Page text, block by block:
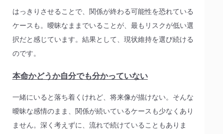
はっきりさせることで、関係が終わる可能性を恐れている
ケースも。曖昧なままでいることが、最もリスクが低い選
択だと感じています。結果として、現状維持を選び続ける
のです。
本命かどうか自分でも分かっていない
一緒にいると落ち着くけれど、将来像が描けない。そんな
曖昧な感情のまま、関係が続いているケースも少なくあり
ません。深く考えずに、流れで続けていることもありま